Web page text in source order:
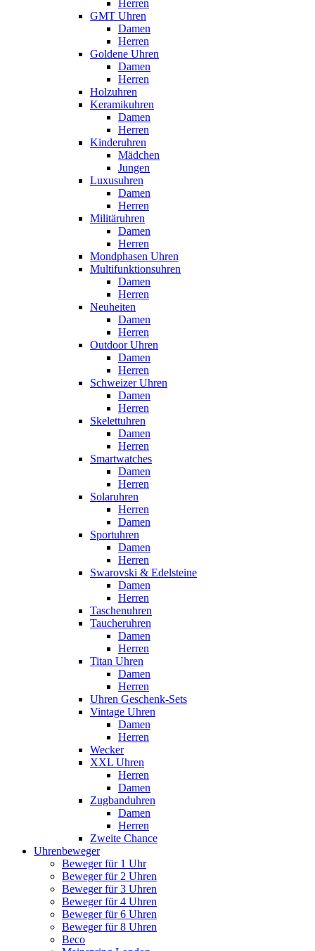
Herren
GMT Uhren
Damen
Herren
Goldene Uhren
Damen
Herren
Holzuhren
Keramikuhren
Damen
Herren
Kinderuhren
Mädchen
Jungen
Luxusuhren
Damen
Herren
Militäruhren
Damen
Herren
Mondphasen Uhren
Multifunktionsuhren
Damen
Herren
Neuheiten
Damen
Herren
Outdoor Uhren
Damen
Herren
Schweizer Uhren
Damen
Herren
Skelettuhren
Damen
Herren
Smartwatches
Damen
Herren
Solaruhren
Herren
Damen
Sportuhren
Damen
Herren
Swarovski & Edelsteine
Damen
Herren
Taschenuhren
Taucheruhren
Damen
Herren
Titan Uhren
Damen
Herren
Uhren Geschenk-Sets
Vintage Uhren
Damen
Herren
Wecker
XXL Uhren
Herren
Damen
Zugbanduhren
Damen
Herren
Zweite Chance
Uhrenbeweger
Beweger für 1 Uhr
Beweger für 2 Uhren
Beweger für 3 Uhren
Beweger für 4 Uhren
Beweger für 6 Uhren
Beweger für 8 Uhren
Beco